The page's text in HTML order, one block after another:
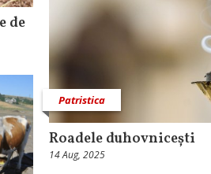
de
Patristica
Roadele duhovnicești
14 Aug, 2025